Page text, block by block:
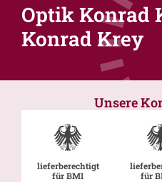
Optik Konrad
Konrad Krey
Unsere
lieferberechtigt
für BMI
für